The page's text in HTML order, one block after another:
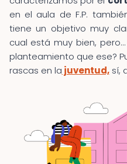
en el aula de F.P.
tiene un objetivo muy
cual está muy bien,
planteamiento que ese?
rascas en la juventud,sí,